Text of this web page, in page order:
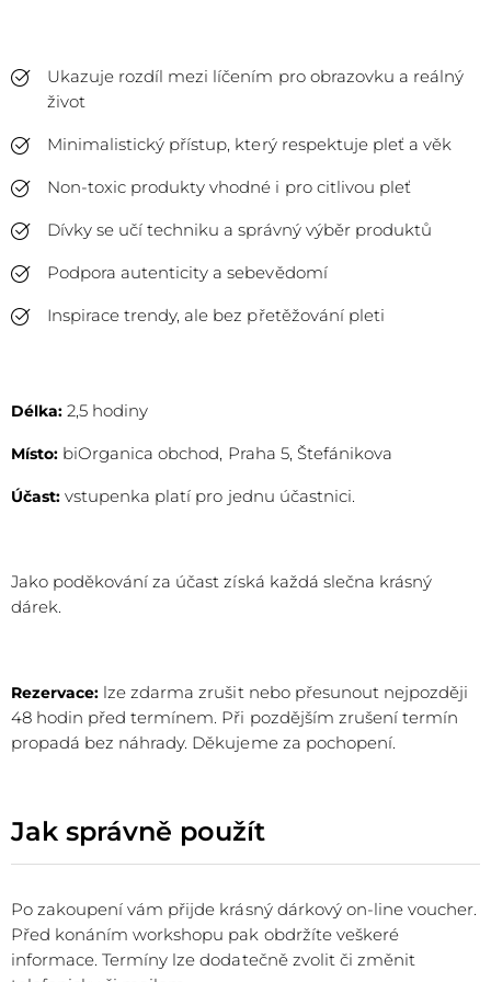
Ukazuje rozdíl mezi líčením pro obrazovku a reálný
život
Minimalistický přístup, který respektuje pleť a věk
Non-toxic produkty vhodné i pro citlivou pleť
Dívky se učí techniku a správný výběr produktů
Podpora autenticity a sebevědomí
Inspirace trendy, ale bez přetěžování pleti
Délka: 2,5 hodiny
Místo: biOrganica obchod, Praha 5, Štefánikova
Účast: vstupenka platí pro jednu účastnici.
Jako poděkování za účast získá každá slečna krásný
dárek.
Rezervace: lze zdarma zrušit nebo přesunout nejpozději
48 hodin před termínem. Při pozdějším zrušení termín
propadá bez náhrady. Děkujeme za pochopení.
Jak správně použít
Po zakoupení vám přijde krásný dárkový on-line voucher.
Před konáním workshopu pak obdržíte veškeré
informace. Termíny lze dodatečně zvolit či změnit